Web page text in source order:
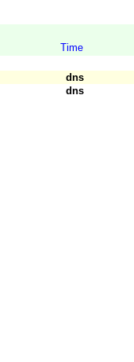
Time
dns
dns